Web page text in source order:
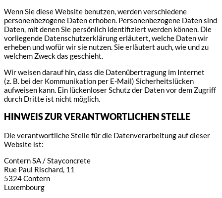
Wenn Sie diese Website benutzen, werden verschiedene
personenbezogene Daten erhoben. Personenbezogene Daten sind
Daten, mit denen Sie persönlich identifiziert werden können. Die
vorliegende Datenschutzerklärung erläutert, welche Daten wir
erheben und wofür wir sie nutzen. Sie erläutert auch, wie und zu
welchem Zweck das geschieht.
Wir weisen darauf hin, dass die Datenübertragung im Internet
(z. B. bei der Kommunikation per E-Mail) Sicherheitslücken
aufweisen kann. Ein lückenloser Schutz der Daten vor dem Zugriff
durch Dritte ist nicht möglich.
HINWEIS ZUR VERANTWORTLICHEN STELLE
Die verantwortliche Stelle für die Datenverarbeitung auf dieser
Website ist:
Contern SA / Stayconcrete
Rue Paul Rischard, 11
5324 Contern
Luxembourg